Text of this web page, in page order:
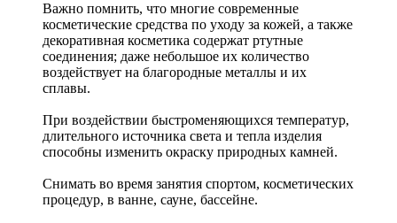
Важно помнить, что многие современные
косметические средства по уходу за кожей, а также
декоративная косметика содержат ртутные
соединения; даже небольшое их количество
воздействует на благородные металлы и их
сплавы.
При воздействии быстроменяющихся температур,
длительного источника света и тепла изделия
способны изменить окраску природных камней.
Снимать во время занятия спортом, косметических
процедур, в ванне, сауне, бассейне.